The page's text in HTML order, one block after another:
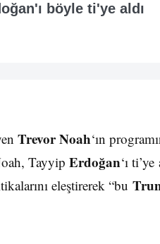
böyle ti'ye aldı
Trevor Noah‘ın
Tayyip Erdoğan‘ı
eleştirerek “bu